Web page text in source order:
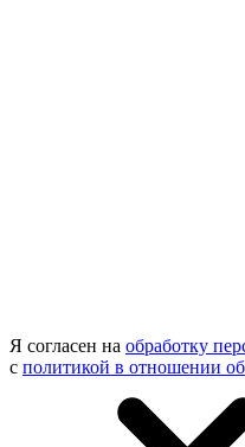
Я согласен на обработку
с политикой в отношении